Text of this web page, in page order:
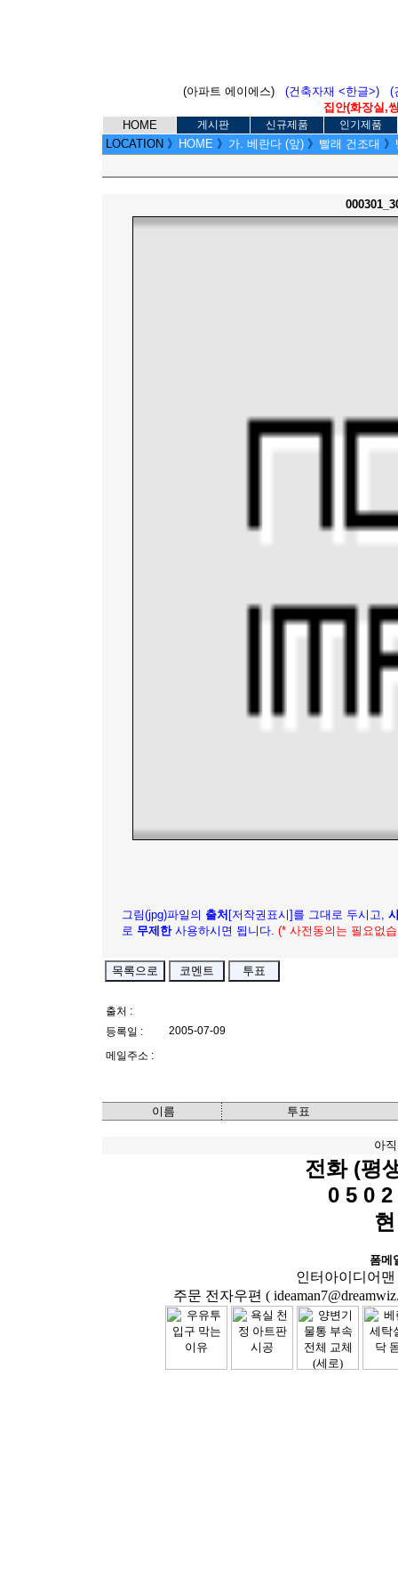
(아파트 에이에스) (건축자재 <한글>)
(
집안(화장실,
HOME
게시판 신규제품 인기제품
LOCATION 》 HOME 》 가. 베란다 (앞) 》 빨래 건조대 》
그림(jpg)파일의 출처 [저작권표시]를 그대로 두시고,
로 무제한사용하시면 됩니다. (* 사전동의는 필요없
출처 :
등록일 :
2005-07-09
메일주소 :
이름 투표
아
전화 (평
0 5 0
폼메
인터아이디어맨
주문 전자우편 (